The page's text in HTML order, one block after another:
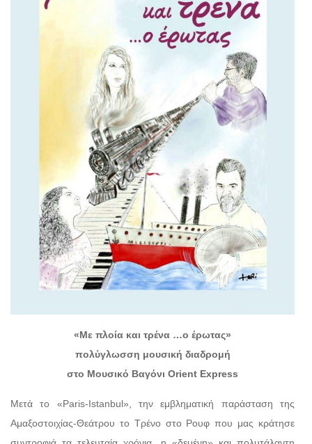
«Με πλοία και τρένα …ο έρωτας»
πολύγλωσση μουσική διαδρομή
στο Μουσικό Βαγόνι Orient Express
Μετά το «Paris-Istanbul», την εμβληματική παράσταση της
Αμαξοστοιχίας-Θεάτρου το Τρένο στο Ρουφ που μας κράτησε